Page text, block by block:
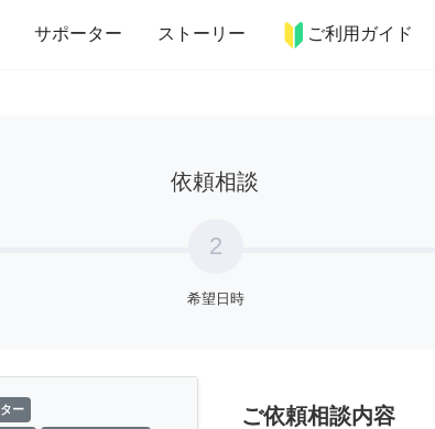
サポーター ストーリー ご利用ガイド
ンテリア 趣味・習い事 ペット 料理
依頼相談
2
希望日時
ー ご依頼相談内容